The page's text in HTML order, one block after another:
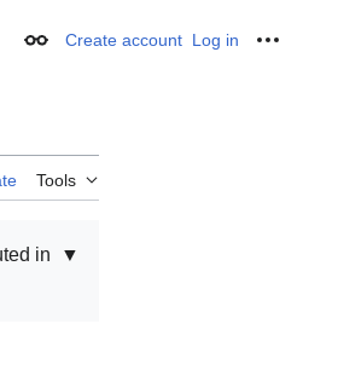
Appearance
Create account Log in
Tools
▼
in